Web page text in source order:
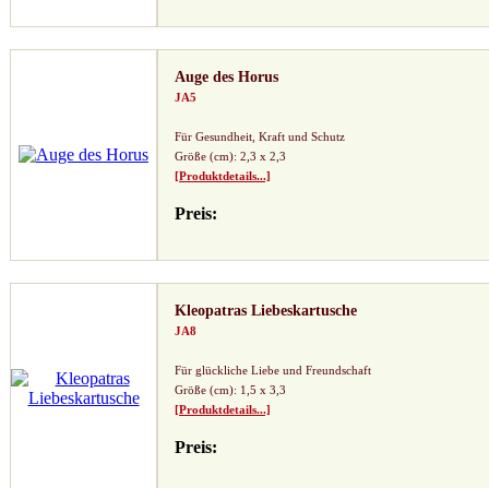
Auge des Horus
JA5
Für Gesundheit, Kraft und Schutz
Größe (cm): 2,3 x 2,3
[Produktdetails...]
Preis:
Kleopatras Liebeskartusche
JA8
Für glückliche Liebe und Freundschaft
Größe (cm): 1,5 x 3,3
[Produktdetails...]
Preis: